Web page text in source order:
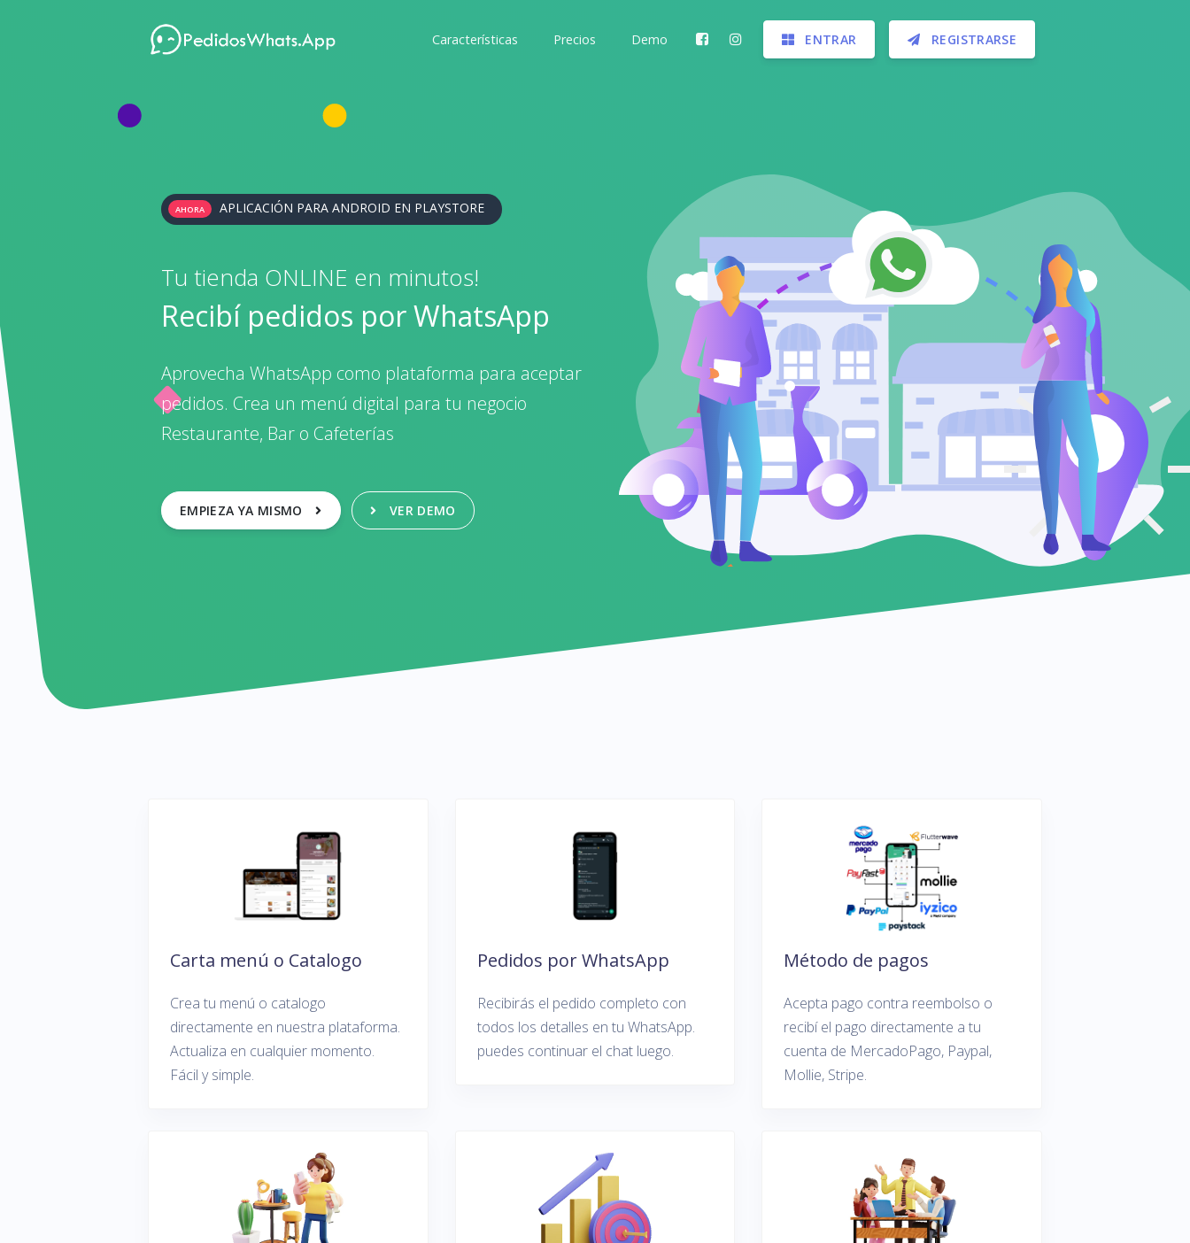
Características Precios Demo ENTRAR REGISTRARSE
AHORA APLICACIÓN PARA ANDROID EN PLAYSTORE
Tu tienda ONLINE en minutos!
Recibí pedidos por WhatsApp
Aprovecha WhatsApp como plataforma para aceptar
pedidos. Crea un menú digital para tu negocio
Restaurante, Bar o Cafeterías
EMPIEZA YA MISMO VER DEMO
Carta menú o Catalogo
Crea tu menú o catalogo
directamente en nuestra plataforma.
Actualiza en cualquier momento.
Fácil y simple.
Pedidos por WhatsApp
Recibirás el pedido completo con
todos los detalles en tu WhatsApp.
puedes continuar el chat luego.
Método de pagos
Acepta pago contra reembolso o
recibí el pago directamente a tu
cuenta de MercadoPago, Paypal,
Mollie, Stripe.